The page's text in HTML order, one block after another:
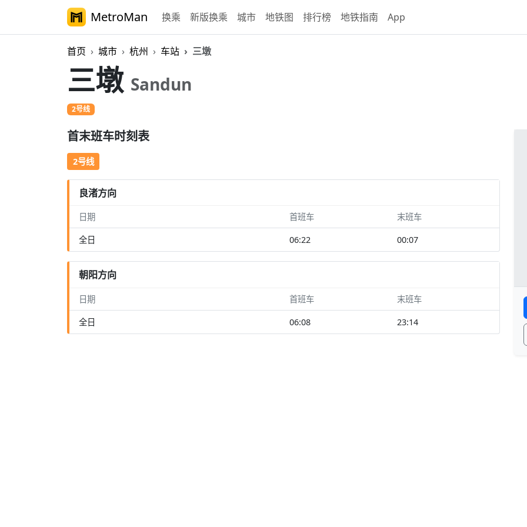
MetroMan 换乘 新版换乘 城市 地铁图 排行榜 地铁指南 App
首页 城市 杭州 车站 三墩
三墩 Sandun
2号线
首末班车时刻表
2号线
良渚方向
日期 首班车 末班车
全日 06:22 00:07
朝阳方向
日期 首班车 末班车
全日 06:08 23:14